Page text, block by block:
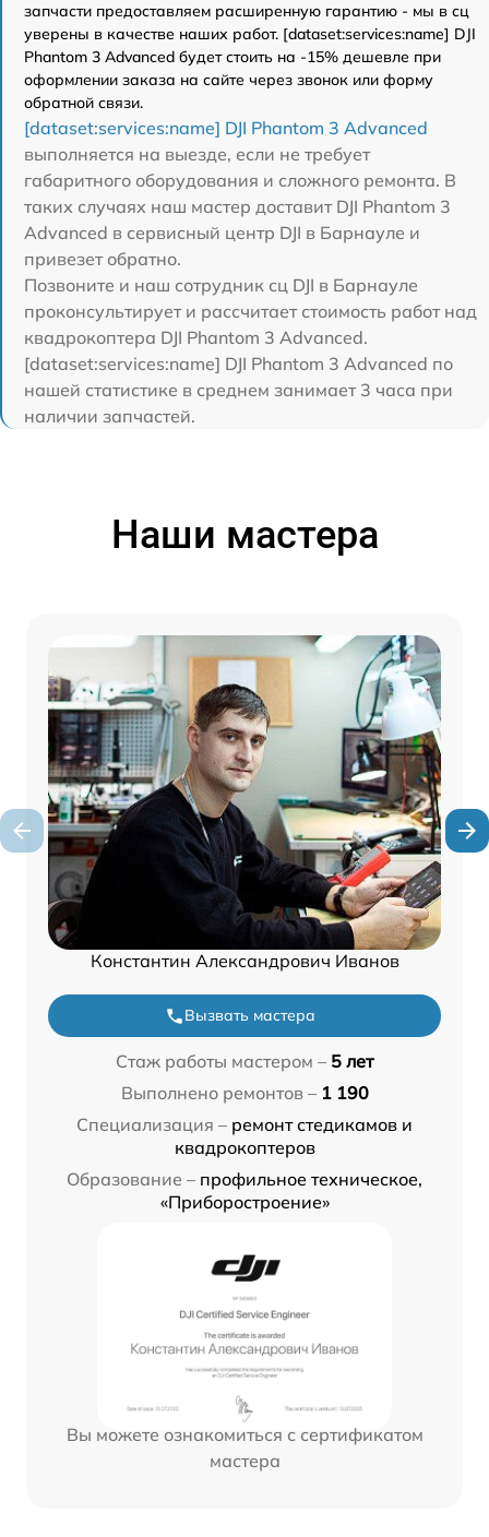
запчасти предоставляем расширенную гарантию - мы в сц
уверены в качестве наших работ. [dataset:services:name] DJI
Phantom 3 Advanced будет стоить на -15% дешевле при
оформлении заказа на сайте через звонок или форму
обратной связи.
[dataset:services:name] DJI Phantom 3 Advanced
выполняется на выезде, если не требует
габаритного оборудования и сложного ремонта. В
таких случаях наш мастер доставит DJI Phantom 3
Advanced в сервисный центр DJI в Барнауле и
привезет обратно.
Позвоните и наш сотрудник сц DJI в Барнауле
проконсультирует и рассчитает стоимость работ над
квадрокоптера DJI Phantom 3 Advanced.
[dataset:services:name] DJI Phantom 3 Advanced по
нашей статистике в среднем занимает 3 часа при
наличии запчастей.
Наши мастера
Константин Александрович Иванов
Вызвать мастера
Стаж работы мастером – 5 лет
Выполнено ремонтов – 1 190
Специализация – ремонт стедикамов и
квадрокоптеров
Образование – профильное техническое,
«Приборостроение»
Вы можете ознакомиться с сертификатом
мастера